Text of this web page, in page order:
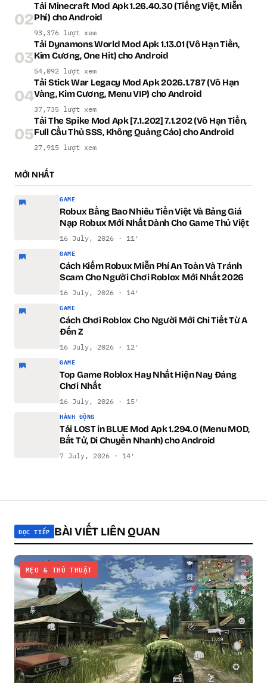
02
Tải Minecraft Mod Apk 1.26.40.30 (Tiếng Việt, Miễn
Phí) cho Android
93,376 lượt xem
03
Tải Dynamons World Mod Apk 1.13.01 (Vô Hạn Tiền,
Kim Cương, One Hit) cho Android
54,092 lượt xem
04
Tải Stick War Legacy Mod Apk 2026.1.787 (Vô Hạn
Vàng, Kim Cương, Menu VIP) cho Android
37,735 lượt xem
05
Tải The Spike Mod Apk [7.1.202] 7.1.202 (Vô Hạn Tiền,
Full Cầu Thủ SSS, Không Quảng Cáo) cho Android
27,915 lượt xem
MỚI NHẤT
GAME
Robux Bằng Bao Nhiêu Tiền Việt Và Bảng Giá
Nạp Robux Mới Nhất Dành Cho Game Thủ Việt
16 July, 2026 · 11′
GAME
Cách Kiếm Robux Miễn Phí An Toàn Và Tránh
Scam Cho Người Chơi Roblox Mới Nhất 2026
16 July, 2026 · 14′
GAME
Cách Chơi Roblox Cho Người Mới Chi Tiết Từ A
Đến Z
16 July, 2026 · 12′
GAME
Top Game Roblox Hay Nhất Hiện Nay Đáng
Chơi Nhất
16 July, 2026 · 15′
HÀNH ĐỘNG
Tải LOST in BLUE Mod Apk 1.294.0 (Menu MOD,
Bất Tử, Di Chuyển Nhanh) cho Android
7 July, 2026 · 14′
ĐỌC TIẾP BÀI VIẾT LIÊN QUAN
MẸO & THỦ THUẬT